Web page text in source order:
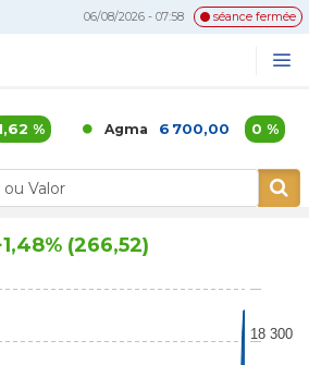
06/08/2026 - 07:58 séance fermée
% Agma 6 700,00 0 %
(266,52)
18 300